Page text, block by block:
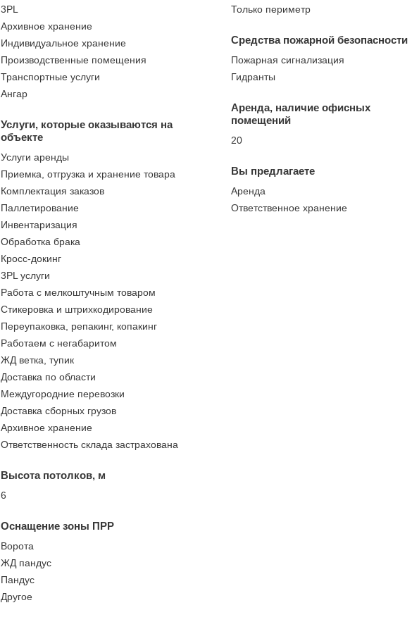
3PL
Архивное хранение
Индивидуальное хранение
Производственные помещения
Транспортные услуги
Ангар
Услуги, которые оказываются на
объекте
Услуги аренды
Приемка, отгрузка и хранение товара
Комплектация заказов
Паллетирование
Инвентаризация
Обработка брака
Кросс-докинг
3PL услуги
Работа с мелкоштучным товаром
Стикеровка и штрихкодирование
Переупаковка, репакинг, копакинг
Работаем с негабаритом
ЖД ветка, тупик
Доставка по области
Междугородние перевозки
Доставка сборных грузов
Архивное хранение
Ответственность склада застрахована
Высота потолков, м
6
Оснащение зоны ПРР
Ворота
ЖД пандус
Пандус
Другое
Только периметр
Средства пожарной безопасности
Пожарная сигнализация
Гидранты
Аренда, наличие офисных
помещений
20
Вы предлагаете
Аренда
Ответственное хранение